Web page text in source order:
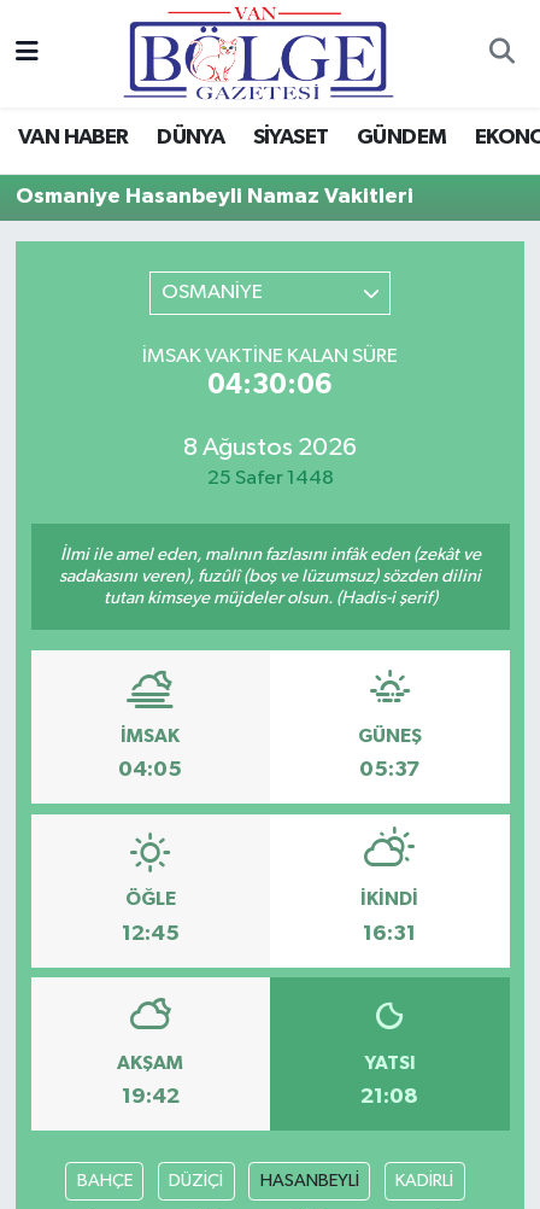
VAN HABER DÜNYA SİYASET GÜNDEM
Osmaniye Hasanbeyli Namaz Vakitleri
OSMANİYE
İMSAK VAKTINE KALAN SÜRE
04:30:06
8 Ağustos 2026
25 Safer 1448
İlmi ile amel eden, malının fazlasını infâk eden (zekât ve
sadakasını veren), fuzûlî (boş ve lüzumsuz) sözden dilini
tutan kimseye müjdeler olsun. (Hadis-i şerif)
İMSAK
04:05
GÜNEŞ
05:37
ÖĞLE
12:45
İKINDI
16:31
AKŞAM
19:42
YATSI
21:08
BAHÇE DÜZİÇİ HASANBEYLİ KADİRLİ
Van Haber
Dünya
RESMİ İLANLAR
Hava Durumu
Tüm Manşetler